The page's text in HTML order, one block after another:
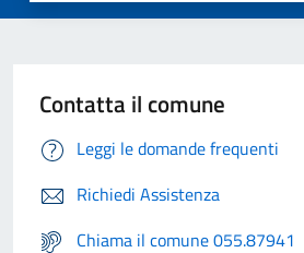
Contatta il comune
Leggi le domande frequenti
Richiedi Assistenza
Chiama il comune 055.87941